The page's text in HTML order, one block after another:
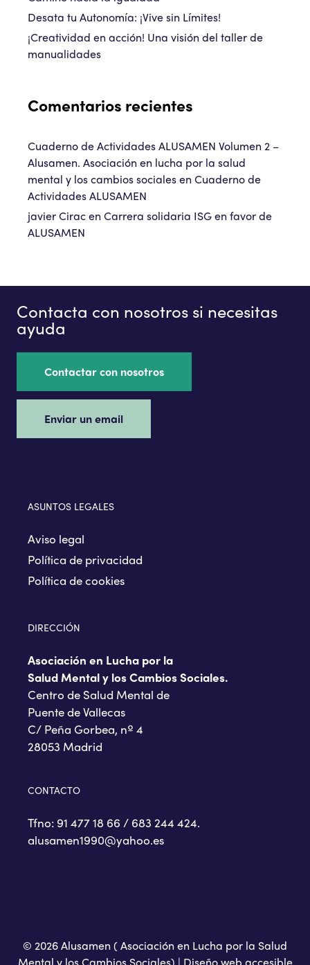
Desata tu Autonomía: ¡Vive sin Límites!
¡Creatividad en acción! Una visión del taller de
manualidades
Comentarios recientes
Cuaderno de Actividades ALUSAMEN Volumen 2 –
Alusamen. Asociación en lucha por la salud
mental y los cambios socialesen Cuaderno de
Actividades ALUSAMEN
javier Ciracen Carrera solidaria ISG en favor de
ALUSAMEN
Contacta con nosotros si necesitas
ayuda
Contactar con nosotros
Enviar un email
ASUNTOS LEGALES
Aviso legal
Política de privacidad
Política de cookies
DIRECCIÓN
Asociación en Lucha por la
Salud Mental y los Cambios Sociales.
Centro de Salud Mental de
Puente de Vallecas
C/ Peña Gorbea, nº 4
28053 Madrid
CONTACTO
Tfno: 91 477 18 66 / 683 244 424.
alusamen1990@yahoo.es
© 2026 Alusamen ( Asociación en Lucha por la Salud